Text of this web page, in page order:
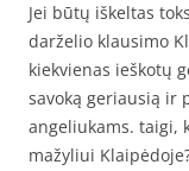
Jei būtų iškeltas
darželio klausimo
kiekvienas ieškotų
savoką geriausią ir
angeliukams. taigi,
mažyliui